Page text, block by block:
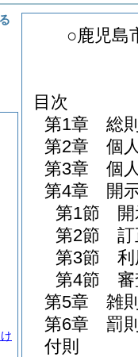
○鹿児島
目次
第1章
総
第2章
個
第3章
個
第4章
開
第1節
第2節
第3節
第4節
第5章
雑
第6章
罰
付則